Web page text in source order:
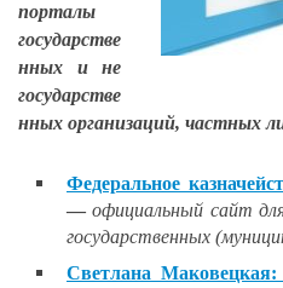
порталы
государстве
нных и не
государстве
нных организаций, частных
Федеральное
—официальный сайт
государственных
Светлана